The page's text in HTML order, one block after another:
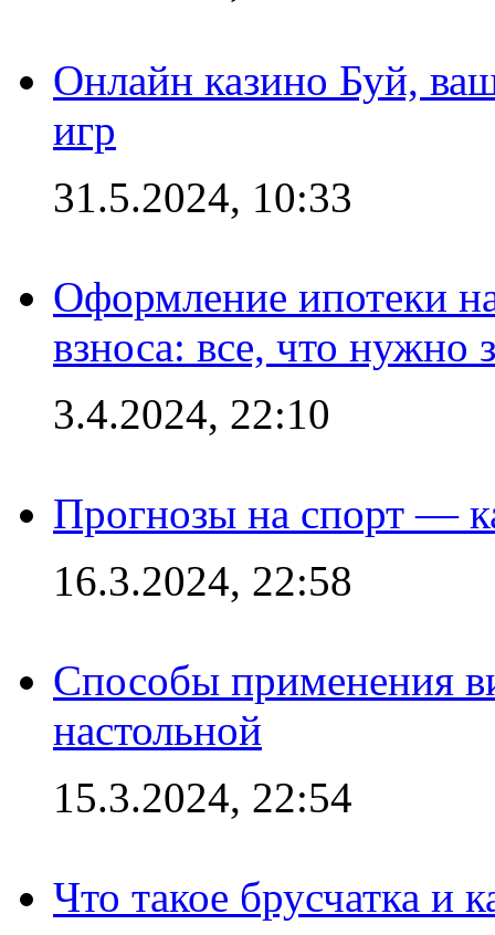
Онлайн казино Буй,
игр
31.5.2024, 10:33
Оформление ипотеки
взноса: все, что нужно
3.4.2024, 22:10
Прогнозы на спорт —
16.3.2024, 22:58
Способы применения
настольной
15.3.2024, 22:54
Что такое брусчатка и